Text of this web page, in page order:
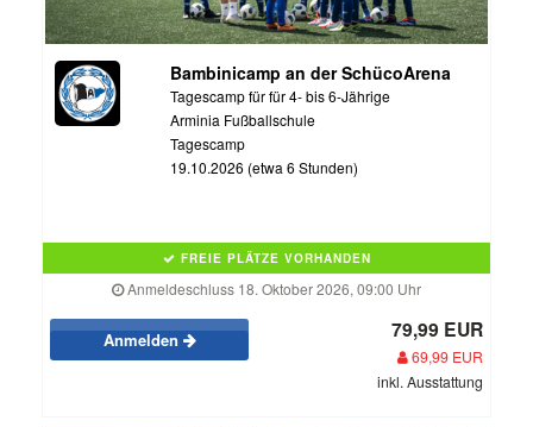
Bambinicamp an der SchücoArena
Tagescamp für für 4- bis 6-Jährige
Arminia Fußballschule
Tagescamp
19.10.2026 (etwa 6 Stunden)
FREIE PLÄTZE VORHANDEN
Anmeldeschluss 18. Oktober 2026, 09:00 Uhr
Anmelden 79,99 EUR
69,99 EUR
inkl. Ausstattung